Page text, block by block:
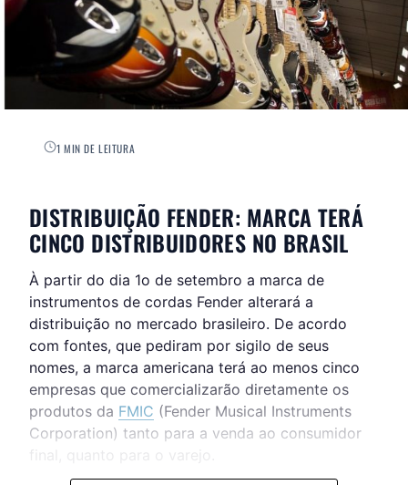
1 MIN DE LEITURA
DISTRIBUIÇÃO FENDER: MARCA TERÁ
CINCO DISTRIBUIDORES NO BRASIL
À partir do dia 1o de setembro a marca de
instrumentos de cordas Fender alterará a
distribuição no mercado brasileiro. De acordo
com fontes, que pediram por sigilo de seus
nomes, a marca americana terá ao menos cinco
empresas que comercializarão diretamente os
produtos da FMIC (Fender Musical Instruments
Corporation) tanto para a venda ao consumidor